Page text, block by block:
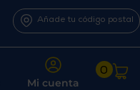
Añade tu código postal
Mi cuenta
0